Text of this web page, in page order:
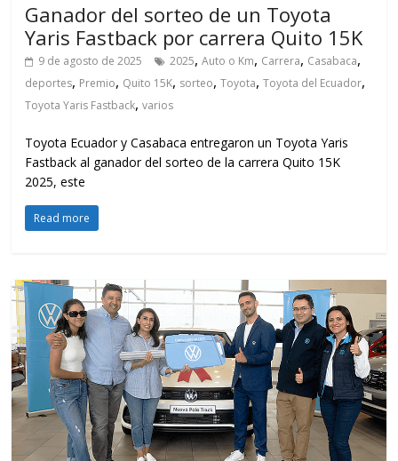
Ganador del sorteo de un Toyota
Yaris Fastback por carrera Quito 15K
9 de agosto de 2025 2025,Auto o Km, Carrera, Casabaca,
deportes, Premio, Quito 15K, sorteo,Toyota,Toyota del Ecuador,
Toyota Yaris Fastback,varios
Toyota Ecuador y Casabaca entregaron un Toyota Yaris
Fastback al ganador del sorteo de la carrera Quito 15K
2025, este
Read more